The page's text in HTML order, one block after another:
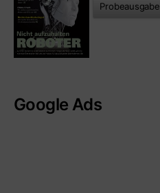
Probeausgabe
Google Ads